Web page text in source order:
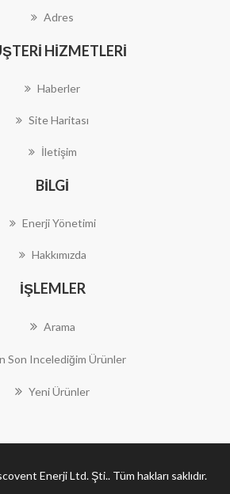
Adres
HIZMETLERI
Haberler
Site Haritası
İletişim
BILGI
Enerji Yönetimi
Hakkımızda
İŞLEMLER
Arama
Son Incelediğim Ürünler
Yeni Ürünler
Enerji Ltd. Şti.. Tüm hakları saklıdır.